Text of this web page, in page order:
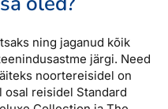
ning jaganud kõik
järgi. Need
noortereisidel on
osal reisidel Standard